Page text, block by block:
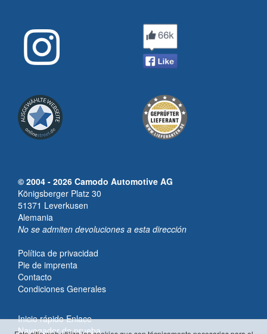
© 2004 - 2026 Camodo Automotive AG
Königsberger Platz 30
51371 Leverkusen
Alemania
No se admiten devoluciones a esta dirección
Política de privacidad
Pie de imprenta
Contacto
Condiciones Generales
Inicio rápido Enlace
Navegador de prueba